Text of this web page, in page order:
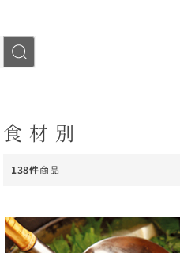
食材別
138件商品